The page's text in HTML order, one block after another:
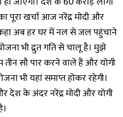
पूरा खर्चा आज नरेंद्र मोदी और
कहा अब हर घर में नल से जल पहुंचाने
भी द्रुत गति से चालू है। मुझे
तीन सौ पार करने वाले हैं और योगी
भी यहां समाप्त होकर रहेगी।
देश के अंदर नरेंद्र मोदी और योगी